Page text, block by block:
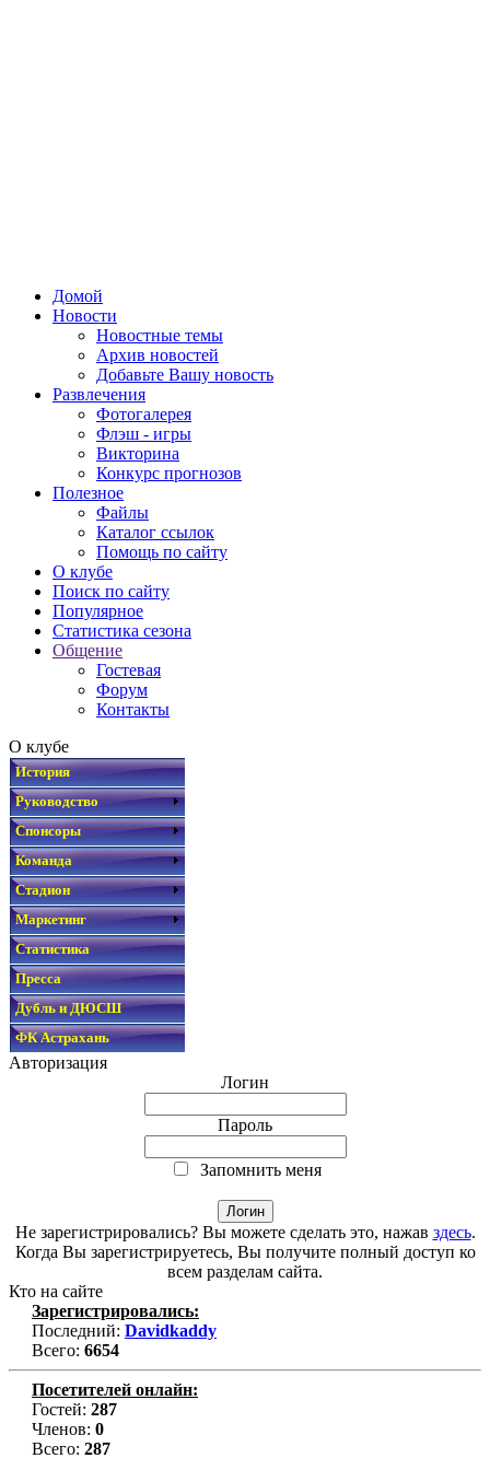
Домой
Новости
Новостные темы
Архив новостей
Добавьте Вашу новость
Развлечения
Фотогалерея
Флэш - игры
Викторина
Конкурс прогнозов
Полезное
Файлы
Каталог ссылок
Помощь по сайту
О клубе
Поиск по сайту
Популярное
Статистика сезона
Общение
Гостевая
Форум
Контакты
О клубе
История
Руководство
Спонсоры
Команда
Стадион
Маркетинг
Статистика
Пресса
Дубль и ДЮСШ
ФК Астрахань
Авторизация
Логин
Пароль
Запомнить меня
Не зарегистрировались? Вы можете сделать это, нажав здесь.
Когда Вы зарегистрируетесь, Вы получите полный доступ ко
всем разделам сайта.
Кто на сайте
Зарегистрировались:
Последний: Davidkaddy
Всего: 6654
Посетителей онлайн:
Гостей: 287
Членов: 0
Всего: 287